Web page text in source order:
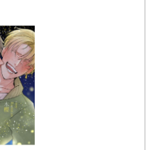
したのです。 実は私の友人
、楽しむ彼らに私は心を惹
で見られたりするかもわか
論議され、非常に世間的に
たのではないでしょうか。
のです。 それでは、私のBL
ぞ、最後までお楽しみ下さ
ば幸いです。